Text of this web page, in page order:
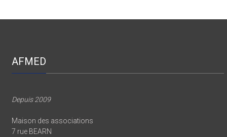
AFMED
Depuis 2009
Maison des associations
7 rue BEARN